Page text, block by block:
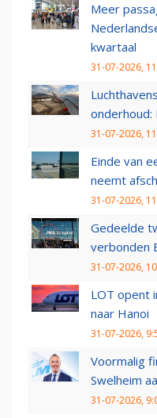
Meer
kwartaal
31-07-2026,
onderhoud:
31-07-2026,
Einde van
neemt
31-07-2026,
Gedeelde
verbonden
31-07-2026,
LOT opent
naar Hanoi
31-07-2026,
Voormalig
Swelheim
31-07-2026,